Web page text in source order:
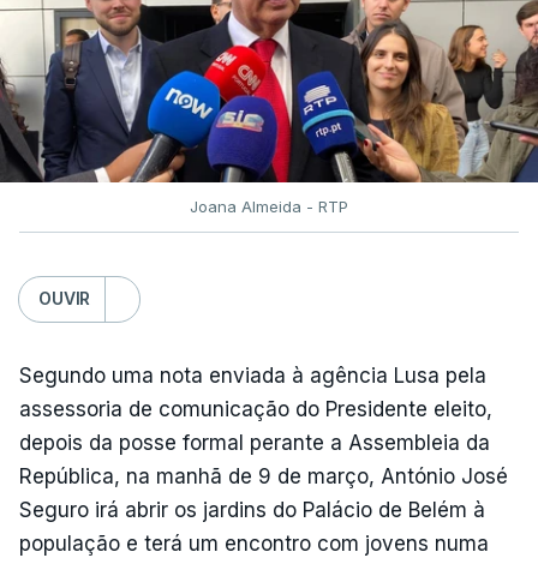
Joana Almeida - RTP
OUVIR
Segundo uma nota enviada à agência Lusa pela
assessoria de comunicação do Presidente eleito,
depois da posse formal perante a Assembleia da
República, na manhã de 9 de março, António José
Seguro irá abrir os jardins do Palácio de Belém à
população e terá um encontro com jovens numa